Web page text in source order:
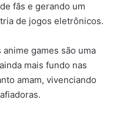
fãs e gerando um
de jogos eletrônicos.
games são uma
mais fundo nas
amam, vivenciando